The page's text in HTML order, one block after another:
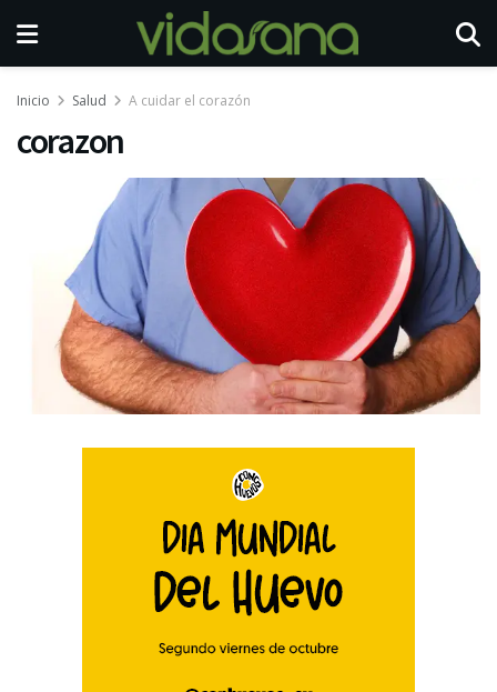
Inicio Salud A cuidar el corazón
corazon